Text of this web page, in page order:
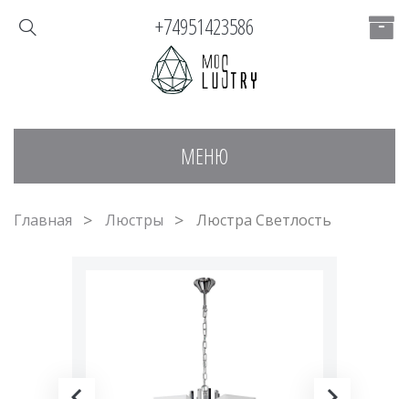
МЕНЮ
+74951423586
Главная Люстры Люстра Светлость